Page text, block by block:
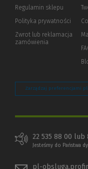
Regulamin sklepu
Polityka prywatności (Nowe
(Link
innej
Zwrot lub reklamacja
zamówienia
Zarządzaj preferencjami
22 535 88 00 lub
Jesteśmy do Państwa
pl-